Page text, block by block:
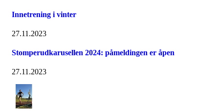
Innetrening i vinter
27.11.2023
Stomperudkarusellen 2024: påmeldingen er åpen
27.11.2023